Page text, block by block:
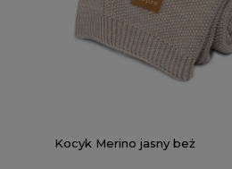
Kocyk Merino jasny beż